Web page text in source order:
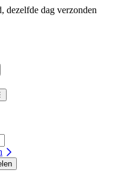
dezelfde dag verzonden